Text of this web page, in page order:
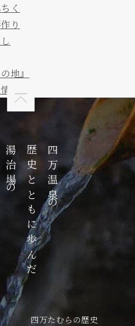
く
り
地』
報
四万温泉の
歴史とともに歩んだ
湯治場の
四万たむらの歴史